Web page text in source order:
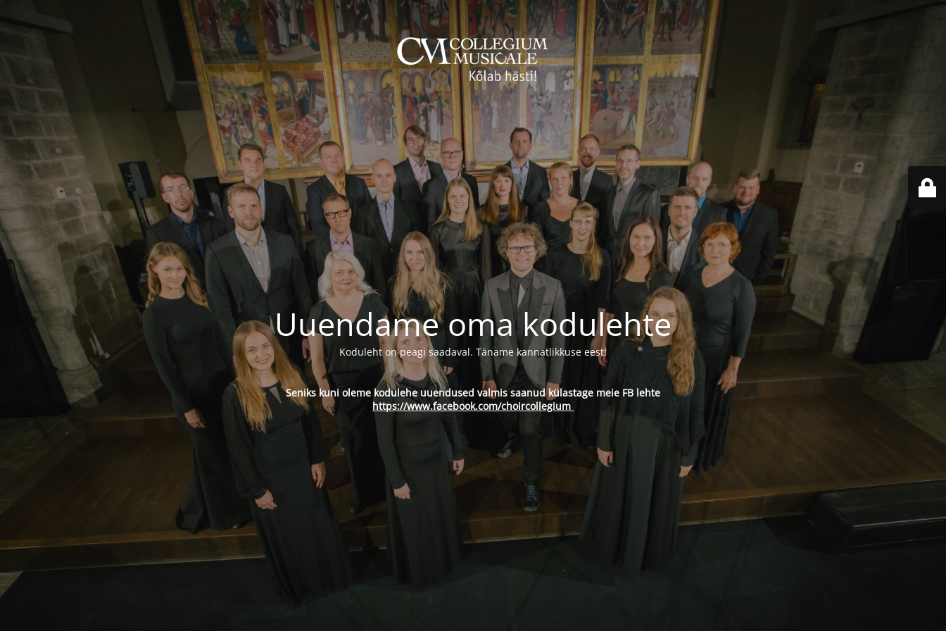
Uuendame oma kodulehte
Koduleht on peagi saadaval. Täname kannatlikkuse eest!
Seniks kuni oleme kodulehe uuendused valmis saanud külastage meie FB lehte
https://www.facebook.com/choircollegium